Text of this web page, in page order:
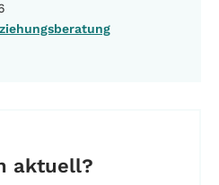
aktuell?